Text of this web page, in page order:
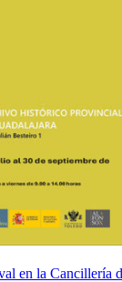
en la Cancillería